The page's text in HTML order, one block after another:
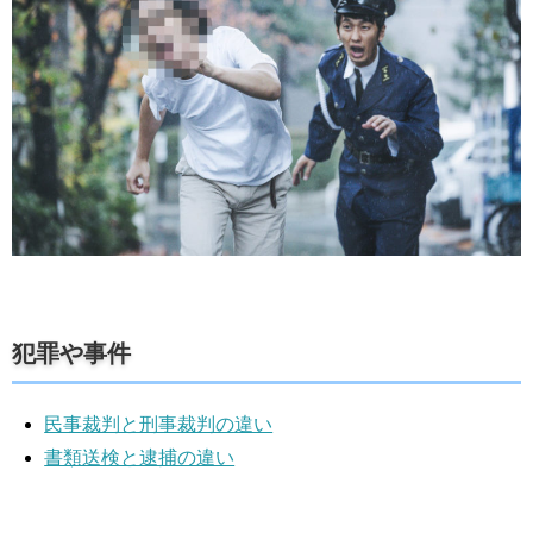
犯罪や事件
民事裁判と刑事裁判の違い
書類送検と逮捕の違い